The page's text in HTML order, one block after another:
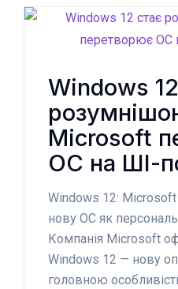
Windows
Microsoft
ОС на ШІ-
Windows 12: Microsoft
нову ОС як
Компанія Microsoft
Windows 12 — нову
головною